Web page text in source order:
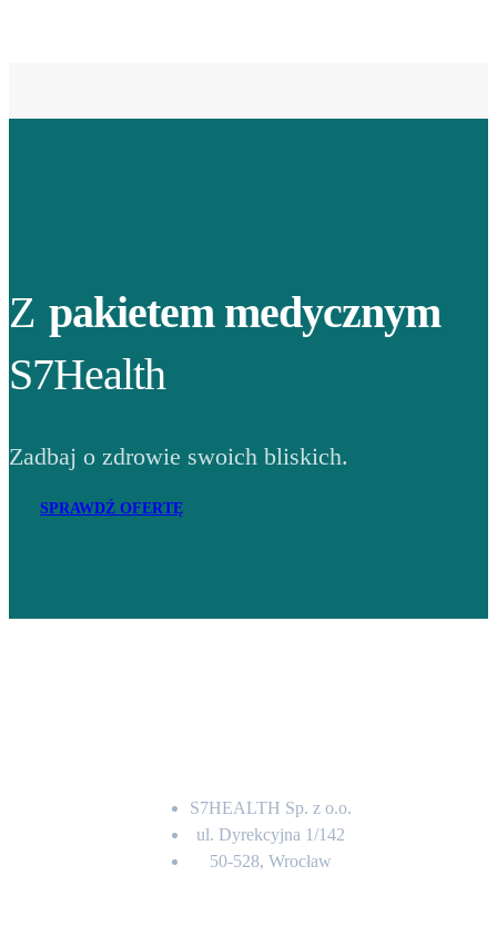
Z pakietem medycznym
S7Health
Zadbaj o zdrowie swoich bliskich.
SPRAWDŹ OFERTĘ
S7HEALTH Sp. z o.o.
ul. Dyrekcyjna 1/142
50-528, Wrocław